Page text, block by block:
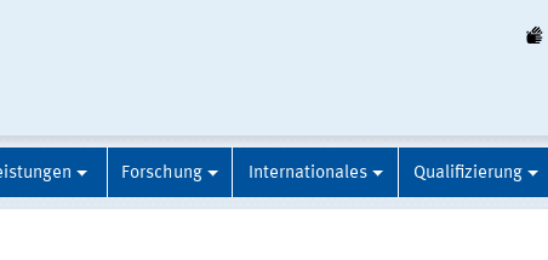
Forschung Internationales Qualifizierung